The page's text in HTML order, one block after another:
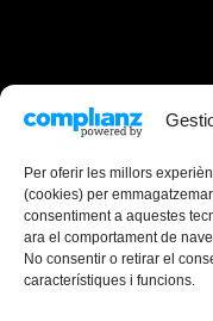
Per oferir les millors
(cookies) per
consentiment a aquestes
ara el comportament de
No consentir o retirar el
característiques i funcions.